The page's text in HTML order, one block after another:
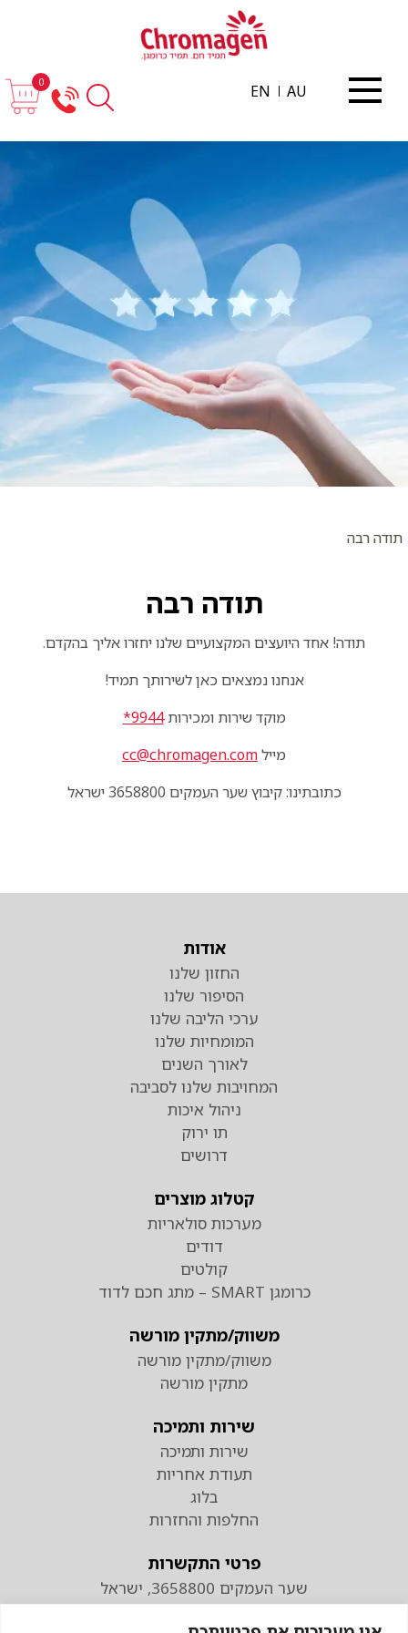
AU
EN
0
תודה רבה
תודה רבה
תודה! אחד היועצים המקצועיים שלנו יחזרו אליך בהקדם.
אנחנו נמצאים כאן לשירותך תמיד!
מוקד שירות ומכירות9944*
מיילcc@chromagen.com
כתובתינו: קיבוץ שער העמקים 3658800 ישראל
אודות
החזון שלנו
הסיפור שלנו
ערכי הליבה שלנו
המומחיות שלנו
לאורך השנים
המחויבות שלנו לסביבה
ניהול איכות
תו ירוק
דרושים
קטלוג מוצרים
מערכות סולאריות
דודים
קולטים
כרומגן SMART – מתג חכם לדוד
משווק/מתקין מורשה
משווק/מתקין מורשה
מתקין מורשה
שירות ותמיכה
שירות ותמיכה
תעודת אחריות
בלוג
החלפות והחזרות
פרטי התקשרות
שער העמקים 3658800, ישראל
טלפון